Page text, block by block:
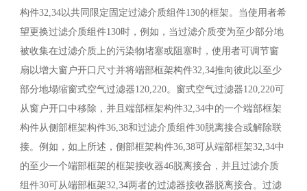
构件32,34以共同限定固定过滤介质组件130的框架。当使用者希
望更换过滤介质组件130时，例如，当过滤介质变为至少部分地
被收集在过滤介质上的污染物堵塞或阻塞时，使用者可调节窗
扇以增大窗户开口尺寸并将端部框架构件32,34推向彼此以至少
部分地塌缩窗式空气过滤器120,220。窗式空气过滤器120,220可
从窗户开口中移除，并且端部框架构件32,34中的一个端部框架
构件从侧部框架构件36,38和过滤介质组件30脱离接合或解除联
接。例如，如上所述，侧部框架构件36,38可从端部框架32,34中
的至少一个端部框架的框架接收器46脱离接合，并且过滤介质
组件30可从端部框架32,34两者的过滤器接收器脱离接合。过滤